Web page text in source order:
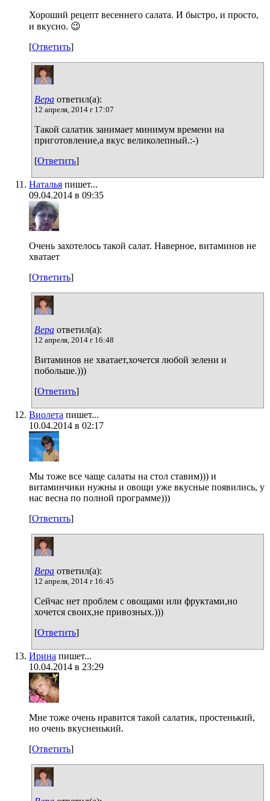
Хороший рецепт весеннего салата. И быстро, и просто,
и вкусно. 😉
[Ответить]
Вера ответил(а):
12 апреля, 2014 г 17:07
Такой салатик занимает минимум времени на
приготовление,а вкус великолепный.:-)
[Ответить]
Наталья пишет...
09.04.2014 в 09:35
Очень захотелось такой салат. Наверное, витаминов не
хватает
[Ответить]
Вера ответил(а):
12 апреля, 2014 г 16:48
Витаминов не хватает,хочется любой зелени и
побольше.)))
[Ответить]
Виолета пишет...
10.04.2014 в 02:17
Мы тоже все чаще салаты на стол ставим))) и
витаминчики нужны и овощи уже вкусные появились, у
нас весна по полной программе)))
[Ответить]
Вера ответил(а):
12 апреля, 2014 г 16:45
Сейчас нет проблем с овощами или фруктами,но
хочется своих,не привозных.)))
[Ответить]
Ирина пишет...
10.04.2014 в 23:29
Мне тоже очень нравится такой салатик, простенький,
но очень вкусненький.
[Ответить]